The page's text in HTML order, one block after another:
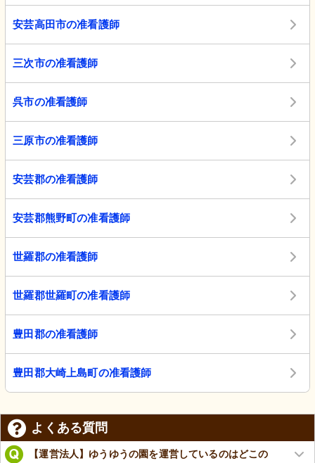
安芸高田市の准看護師
三次市の准看護師
呉市の准看護師
三原市の准看護師
安芸郡の准看護師
安芸郡熊野町の准看護師
世羅郡の准看護師
世羅郡世羅町の准看護師
豊田郡の准看護師
豊田郡大崎上島町の准看護師
よくある質問
【運営法人】ゆうゆうの園を運営しているのはどこの